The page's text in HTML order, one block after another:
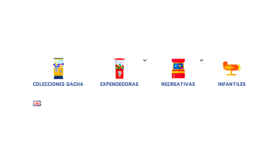
COLECCIONES GACHA EXPENDEDORAS RECREATIVAS INFANTILES